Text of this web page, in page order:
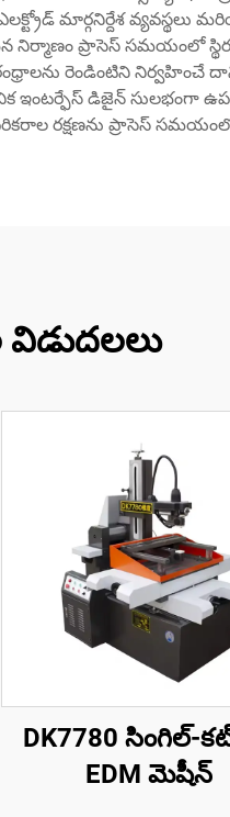
మార్గనిర్దేశ వ్యవస్థలు
ప్రాసెస్ సమయంలో
రంధ్రాలను రెండింటిని
డిజైన్ సులభంగా
రక్షణను ప్రాసెస్
విడుదలలు
DK7780 సింగిల్-
EDM మెషీన్